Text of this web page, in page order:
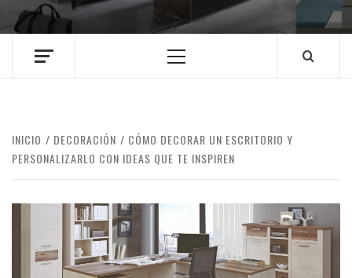
Menú
INICIO DECORACIÓN
CÓMO DECORAR UN ESCRITORIO Y
PERSONALIZARLO CON IDEAS QUE TE INSPIREN